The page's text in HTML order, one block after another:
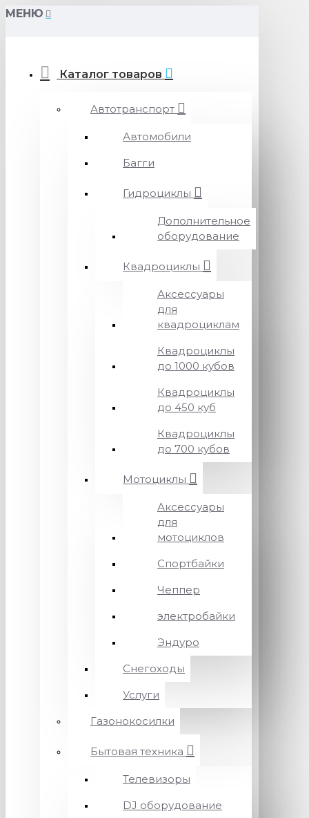
МЕНЮ
Каталог товаров
Автотранспорт
Автомобили
Багги
Гидроциклы
Дополнительное
оборудование
Квадроциклы
Аксессуары
для
квадроциклам
Квадроциклы
до 1000 кубов
Квадроциклы
до 450 куб
Квадроциклы
до 700 кубов
Мотоциклы
Аксессуары
для
мотоциклов
Спортбайки
Чеппер
электробайки
Эндуро
Снегоходы
Услуги
Газонокосилки
Бытовая техника
Телевизоры
DJ оборудование